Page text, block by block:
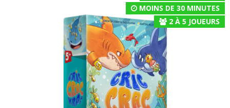
MOINS DE 30 MINUTES
2 À 5 JOUEURS